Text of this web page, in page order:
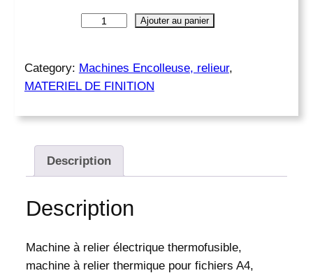
n
d
e
M
c
n
e
Ajouter au panier
Category: Machines Encolleuse, relieur
MATERIEL DE FINITION
Description
Description
Machine à relier électrique thermofusible,
machine à relier thermique pour fichiers A4,